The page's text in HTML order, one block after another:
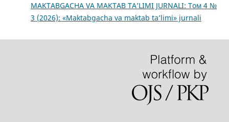
MAKTABGACHA VA MAKTAB TA’LIMI JURNALI: Том 4 №
3 (2026): «Maktabgacha va maktab ta’limi» jurnali